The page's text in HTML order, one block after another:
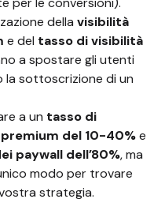
della visibilità
e del tasso di visibilità
a spostare gli utenti
la sottoscrizione di un
a un tasso di
del 10-40%e
paywall dell’80%, ma
modo per trovare
strategia.